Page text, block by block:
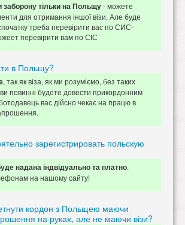
тільки на Польщу- можете
для отримання іншої візи. Але буде
треба перевірити вас по СИС-
перевірити вам по СІС
в Польщу?
, так як віза, як ми розуміємо, без таких
повинні будете довести прикордонним
вас дійсно чекає на працю в
зарегистрировать польскую
надана індвідуально та платно.
на нашому сайту!
кордон з Польщею маючи
на руках, але не маючи візи?